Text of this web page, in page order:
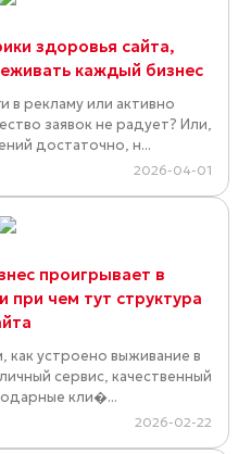
здоровья сайта,
каждый бизнес
в рекламу или активно
заявок не радует? Или,
достаточно, н...
2026-04-01
проигрывает в
при чем тут структура
как устроено выживание в
сервис, качественный
кли�...
2026-02-22